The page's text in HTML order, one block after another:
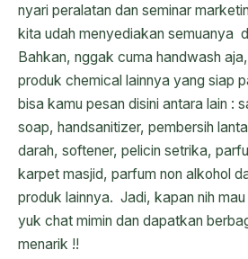
nyari peralatan dan seminar
kita udah menyediakan semuanya
Bahkan, nggak cuma handwash
produk chemical lainnya yang siap
bisa kamu pesan disini antara lain :
soap, handsanitizer, pembersih
darah, softener, pelicin setrika,
karpet masjid, parfum non alkohol
produk lainnya. Jadi, kapan nih
yuk chat mimin dan dapatkan
menarik !!